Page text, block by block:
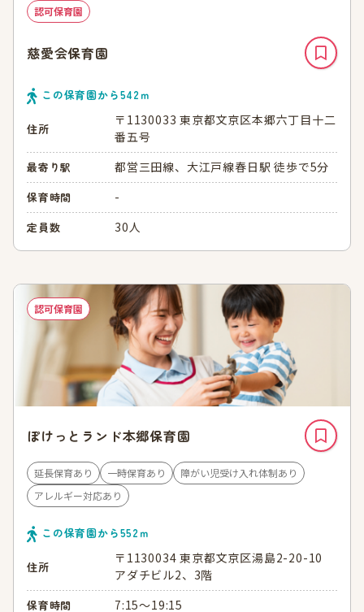
認可保育園
慈愛会保育園
この保育園から542ｍ
住所
〒1130033 東京都文京区本郷六丁目十二
番五号
最寄り駅 都営三田線、大江戸線春日駅 徒歩で5分
保育時間 -
定員数 30人
認可保育園
ぽけっとランド本郷保育園
延長保育あり 一時保育あり
障がい児受け入れ体制あり
アレルギー対応あり
この保育園から552ｍ
住所
〒1130034 東京都文京区湯島2-20-10
アダチビル2、3階
保育時間 7:15～19:15